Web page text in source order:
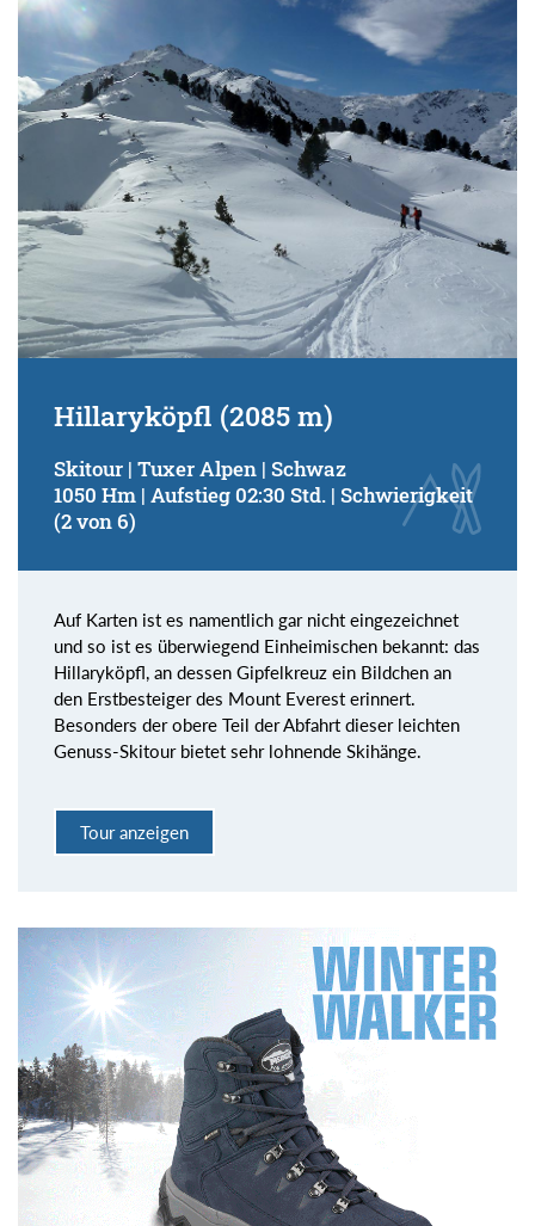
Schwierigkeitsgrad:
von
Kondition (Tourdauer):
bis
Suchbegriff:
Hillaryköpfl (2085 m)
Skitour | Tuxer Alpen | Schwaz
1050 Hm | Aufstieg 02:30 Std. | Schwierigkeit
(2 von 6)
Auf Karten ist es namentlich gar nicht eingezeichnet
und so ist es überwiegend Einheimischen bekannt: das
Hillaryköpfl, an dessen Gipfelkreuz ein Bildchen an
den Erstbesteiger des Mount Everest erinnert.
Besonders der obere Teil der Abfahrt dieser leichten
Genuss-Skitour bietet sehr lohnende Skihänge.
Tour anzeigen